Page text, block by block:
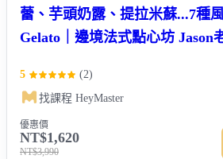
蕾、芋頭奶露、提拉米蘇...7種
Gelato｜邊境法式點心坊 Jason
5 (2)
找課程 HeyMaster
優惠價
NT$1,620
NT$3,990